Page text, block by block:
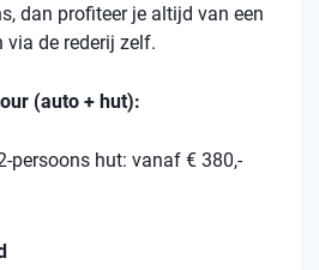
dan profiteer je altijd van een
de rederij zelf.
(auto + hut):
persoons hut: vanaf € 380,-